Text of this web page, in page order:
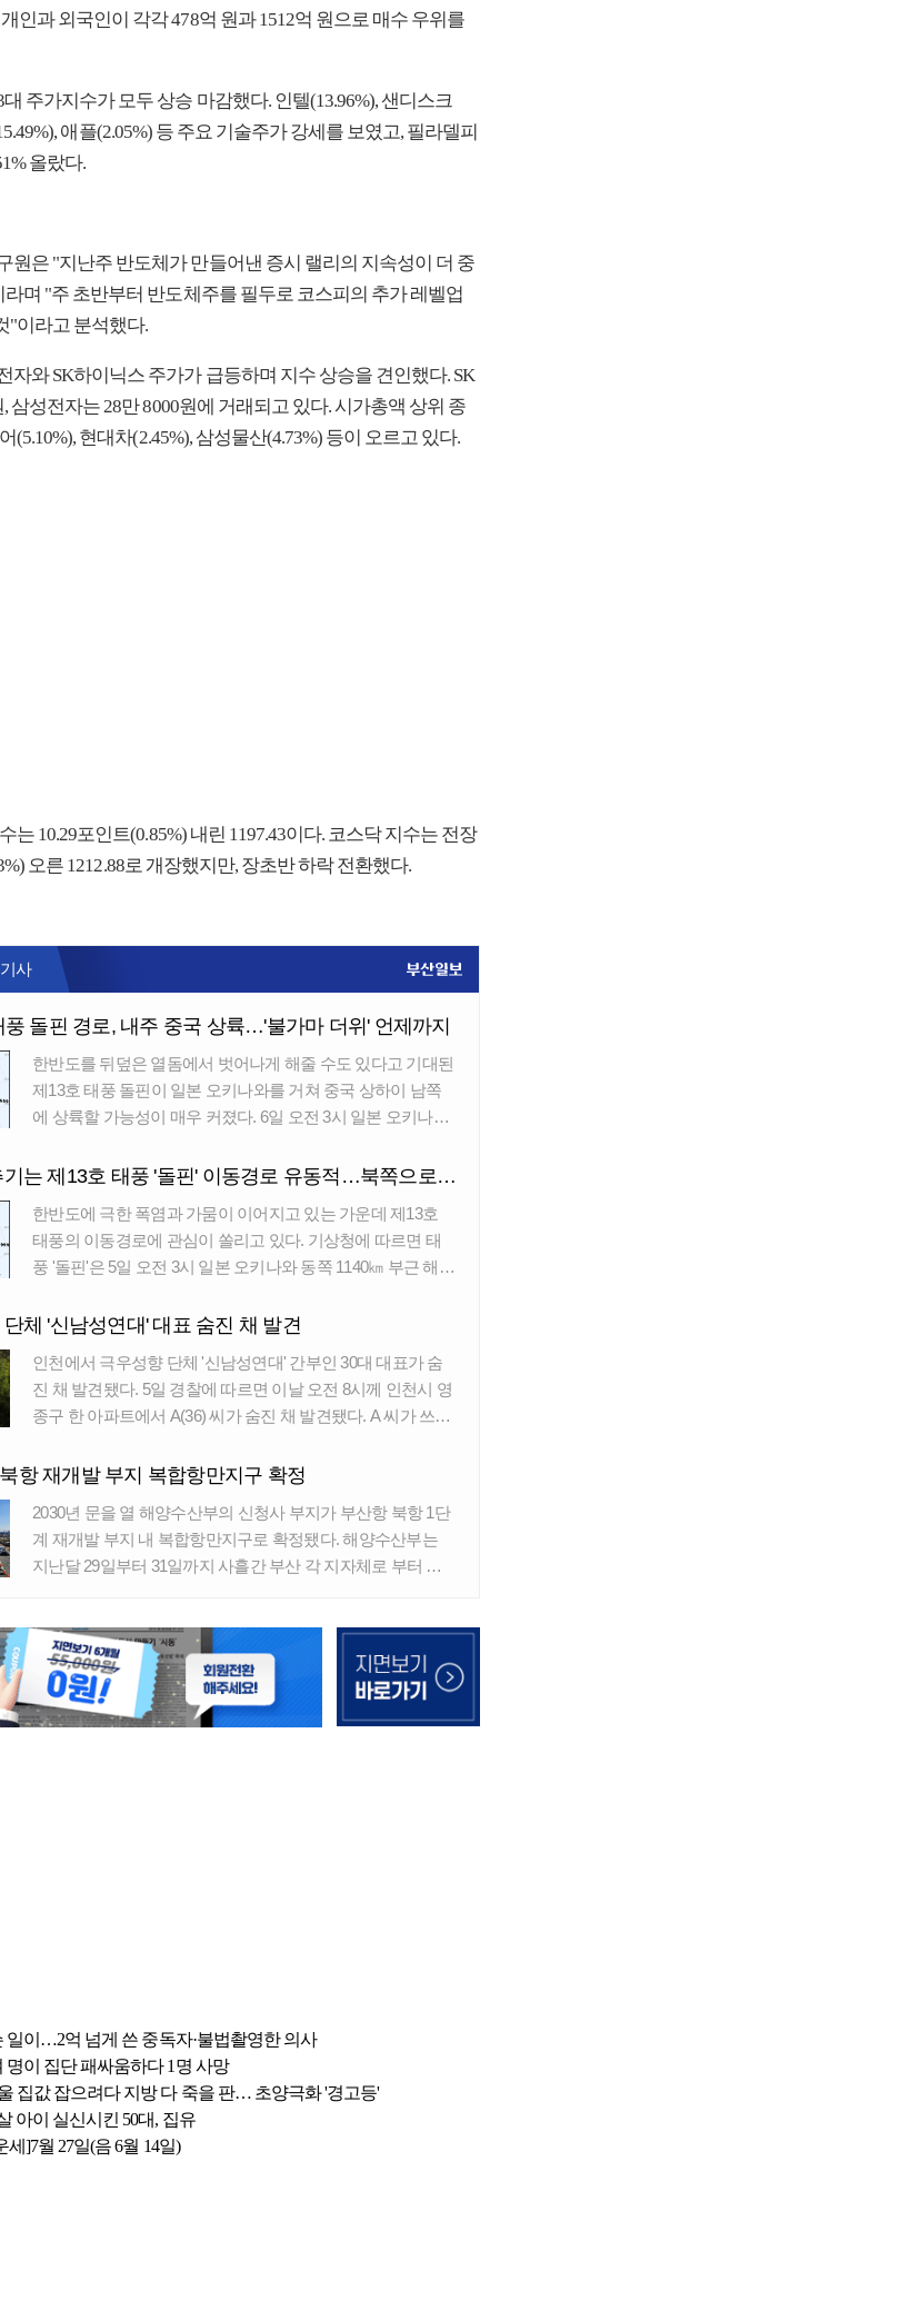
인과 외국인이 각각 478억 원과 1512억 원으로 매수 우위를
주가지수가 모두 상승 마감했다. 인텔(13.96%), 샌디스크
애플(2.05%) 등 주요 기술주가 강세를 보였고, 필라델피
올랐다.
원은 "지난주 반도체가 만들어낸 증시 랠리의 지속성이 더 중
라며 "주 초반부터 반도체주를 필두로 코스피의 추가 레벨업
"이라고 분석했다.
자와 SK하이닉스 주가가 급등하며 지수 상승을 견인했다. SK
삼성전자는 28만 8000원에 거래되고 있다. 시가총액 상위 종
(5.10%), 현대차(2.45%), 삼성물산(4.73%) 등이 오르고 있다.
는 10.29포인트(0.85%) 내린 1197.43이다. 코스닥 지수는 전장
오른 1212.88로 개장했지만, 장초반 하락 전환했다.
일이…2억 넘게 쓴 중독자·불법촬영한 의사
명이 집단 패싸움하다 1명 사망
집값 잡으려다 지방 다 죽을 판… 초양극화 '경고등'
아이 실신시킨 50대, 집유
]7월 27일(음 6월 14일)